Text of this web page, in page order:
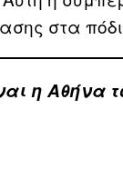
στα
η Αθήνα